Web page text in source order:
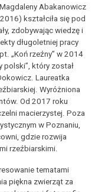
Abakanowicz
kształciła się pod
zdobywając wiedzę i
długoletniej pracy
„Koń rzeźny” w 2014
polski”, który został
Laureatka
Wyróżniona
Od 2017 roku
macierzystej. Poza
w Poznaniu,
gdzie rozwija
rzeźbiarskimi.
tematami
piękna zwierząt za